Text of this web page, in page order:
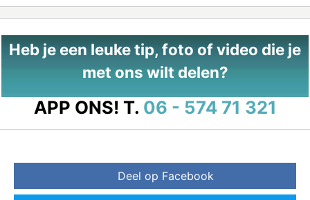
Heb je een leuke tip, foto of video die je
met ons wilt delen?
APP ONS! T. 06 - 574 71 321
Deel op Facebook